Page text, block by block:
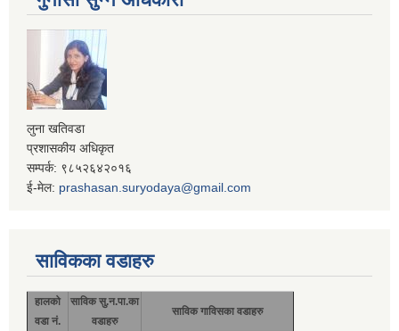
लुना खतिवडा
प्रशासकीय अधिकृत
सम्पर्क: ९८५२६४२०१६
ई-मेल: prashasan.suryodaya@gmail.com
साविकका वडाहरु
हालको
वडा नं.
साविक सु.न.पा.का
वडाहरु
साविक गाविसका वडाहरु